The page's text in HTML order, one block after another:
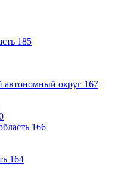
185
округ 167
166
164